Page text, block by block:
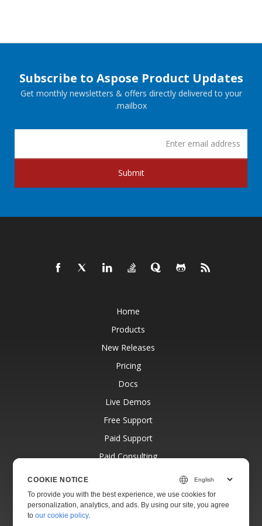
Subscribe to Aspose Product Updates
Get monthly newsletters & offers directly delivered to your
mailbox.
Submit
Home
Products
New Releases
Pricing
Docs
Live Demos
Free Support
Paid Support
Paid Consulting
Websites
About
COOKIE NOTICE
To provide you with the best experience, we use cookies for
personalization, analytics, and ads. By using our site, you agree
toour cookie policy.